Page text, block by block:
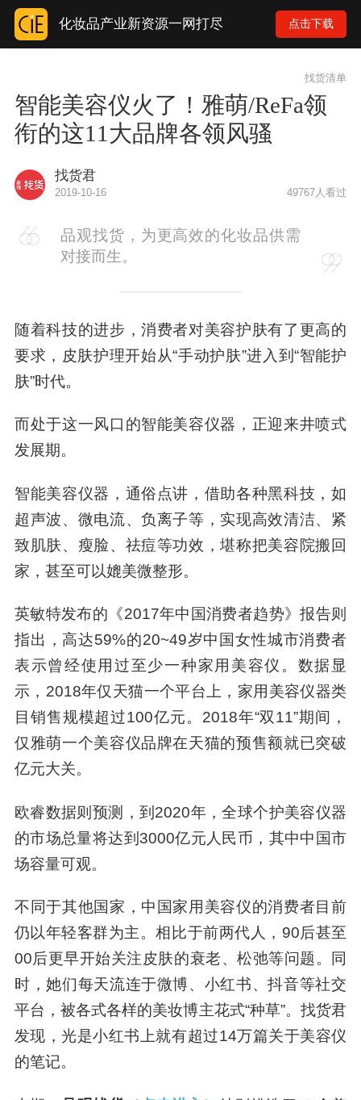
化妆品产业新资源一网打尽 点击下载
找货清单
智能美容仪火了！雅萌/ReFa领
衔的这11大品牌各领风骚
找货君
2019-10-16 49767人看过
品观找货，为更高效的化妆品供需
对接而生。
随着科技的进步，消费者对美容护肤有了更高的
要求，皮肤护理开始从“手动护肤”进入到“智能护
肤”时代。
而处于这一风口的智能美容仪器，正迎来井喷式
发展期。
智能美容仪器，通俗点讲，借助各种黑科技，如
超声波、微电流、负离子等，实现高效清洁、紧
致肌肤、瘦脸、祛痘等功效，堪称把美容院搬回
家，甚至可以媲美微整形。
英敏特发布的《2017年中国消费者趋势》报告则
指出，高达59%的20~49岁中国女性城市消费者
表示曾经使用过至少一种家用美容仪。数据显
示，2018年仅天猫一个平台上，家用美容仪器类
目销售规模超过100亿元。2018年“双11”期间，
仅雅萌一个美容仪品牌在天猫的预售额就已突破
亿元大关。
欧睿数据则预测，到2020年，全球个护美容仪器
的市场总量将达到3000亿元人民币，其中中国市
场容量可观。
不同于其他国家，中国家用美容仪的消费者目前
仍以年轻客群为主。相比于前两代人，90后甚至
00后更早开始关注皮肤的衰老、松弛等问题。同
时，她们每天流连于微博、小红书、抖音等社交
平台，被各式各样的美妆博主花式“种草”。找货君
发现，光是小红书上就有超过14万篇关于美容仪
的笔记。